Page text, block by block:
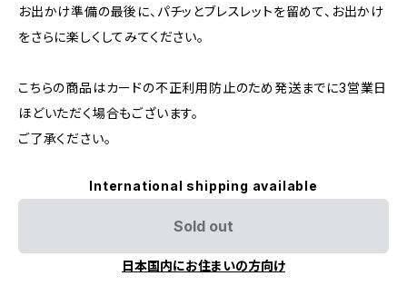
お出かけ準備の最後に、パチッとブレスレットを留めて、お出かけ
をさらに楽しくしてみてください。
こちらの商品はカードの不正利用防止のため発送までに3営業日
ほどいただく場合もございます。
ご了承ください。
International shipping available
Sold out
日本国内にお住まいの方向け